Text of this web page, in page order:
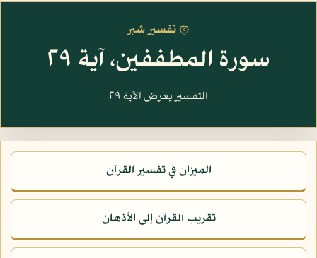
۞ تفسير شبر
سورة المطففين، آية ٢٩
التفسير يعرض الآية ٢٩
الميزان في تفسير القرآن
تقريب القرآن إلى الأذهان